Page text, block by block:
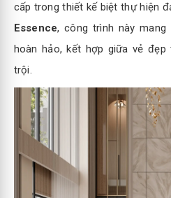
cấp trong thiết kế biệt thự hiện
Essence, công trình này
hoàn hảo, kết hợp giữa vẻ
trội.